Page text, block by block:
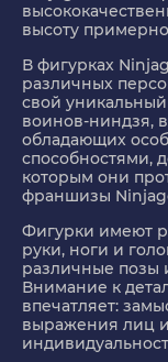
высоту
В фигурках
различных
свой
воинов-ниндзя,
обладающих
способностями,
которым они
франшизы
Фигурки имеют
руки, ноги и
различные позы
Внимание к
впечатляет:
выражения лиц